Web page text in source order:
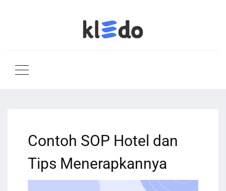
Contoh SOP Hotel dan
Tips Menerapkannya